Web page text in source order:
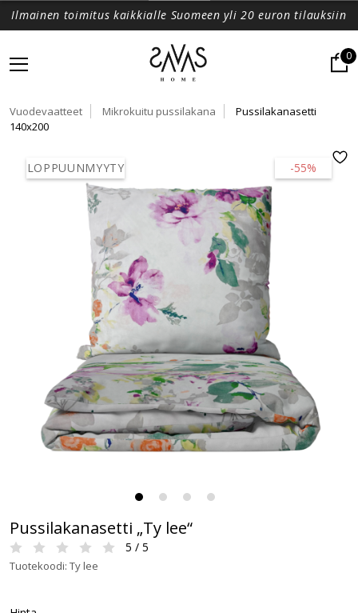
Ilmainen toimitus kaikkialle Suomeen yli 20 euron tilauksiin
0
Vuodevaatteet Mikrokuitu pussilakana
Pussilakanasetti
140x200
-55%
LOPPUUNMYYTY
Pussilakanasetti „Ty lee“
5 / 5
Tuotekoodi: Ty lee